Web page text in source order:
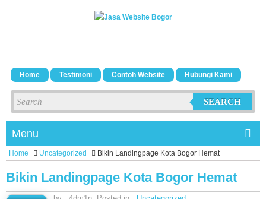
Home Testimoni Contoh Website Hubungi Kami
SEARCH
Menu
Home Uncategorized Bikin Landingpage Kota Bogor Hemat
Bikin Landingpage Kota Bogor Hemat